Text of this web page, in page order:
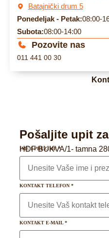
Batajnički drum 5
Ponedeljak - Petak:08:00-
Subota:08:00-14:00
Pozovite nas
011 441 00 30
Pošaljite upit
HDF BUKVA/1- tamna
IME I PREZIME*
KONTAKT TELEFON *
KONTAKT E-MAIL*